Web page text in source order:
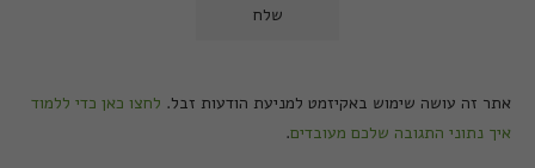
אתר זה עושה שימוש באקיזמט למניעת הודעות זבל. לחצו כאן כדי ללמוד
איך נתוני התגובה שלכם מעובדים.